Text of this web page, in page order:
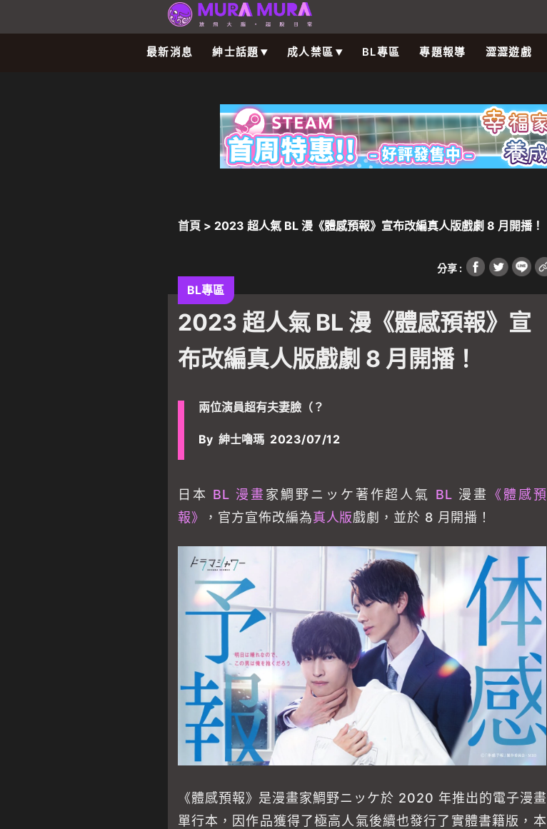
最新消息 紳士話題 成人禁區 BL專區 專題報導 澀澀遊戲
首頁 > 2023 超人氣 BL 漫《體感預報》宣布改編真人版戲劇 8 月開播！
分享 :
BL專區
2023 超人氣 BL 漫《體感預報》宣
布改編真人版戲劇 8 月開播！
兩位演員超有夫妻臉（？
By 紳士嚕瑪 2023/07/12
日本 BL 漫畫 家鯛野ニッケ著作超人氣 BL 漫畫
《體感預
報》
，官方宣佈改編為真人版戲劇，並於 8 月開播！
《體感預報》是漫畫家鯛野ニッケ於 2020 年推出的電子漫畫
單行本，因作品獲得了極高人氣後續也發行了實體書籍版，本